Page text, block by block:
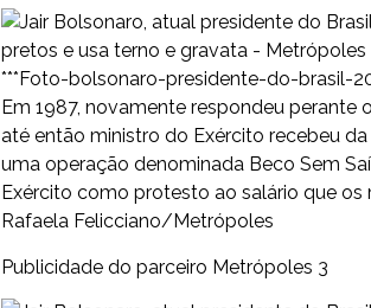
***Foto-bolsonaro-presidente-do-brasil-
Em 1987, novamente respondeu perante
até então ministro do Exército recebeu
uma operação denominada Beco Sem
Exército como protesto ao salário que os
Rafaela Felicciano/Metrópoles
Publicidade do parceiro Metrópoles 3